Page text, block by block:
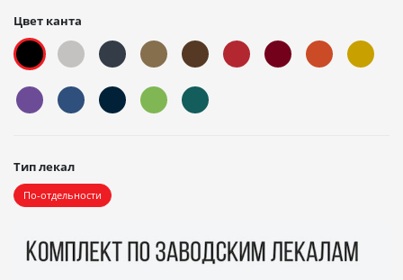
Цвет канта
Тип лекал
По-отдельности